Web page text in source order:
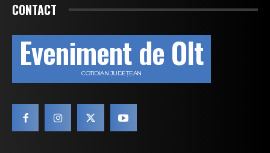
CONTACT
Eveniment de Olt
COTIDIAN JUDEȚEAN